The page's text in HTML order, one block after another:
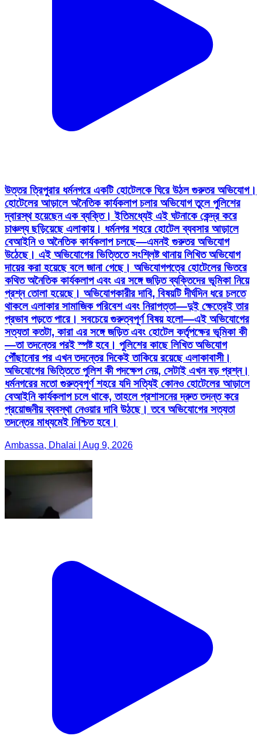
উত্তর ত্রিপুরার ধর্মনগরে একটি হোটেলকে ঘিরে উঠল গুরুতর অভিযোগ।
হোটেলের আড়ালে অনৈতিক কার্যকলাপ চলার অভিযোগ তুলে পুলিশের
দ্বারস্থ হয়েছেন এক ব্যক্তি। ইতিমধ্যেই এই ঘটনাকে কেন্দ্র করে
চাঞ্চল্য ছড়িয়েছে এলাকায়। ধর্মনগর শহরে হোটেল ব্যবসার আড়ালে
বেআইনি ও অনৈতিক কার্যকলাপ চলছে—এমনই গুরুতর অভিযোগ
উঠেছে। এই অভিযোগের ভিত্তিতে সংশ্লিষ্ট থানায় লিখিত অভিযোগ
দায়ের করা হয়েছে বলে জানা গেছে। অভিযোগপত্রে হোটেলের ভিতরে
কথিত অনৈতিক কার্যকলাপ এবং এর সঙ্গে জড়িত ব্যক্তিদের ভূমিকা নিয়ে
প্রশ্ন তোলা হয়েছে। অভিযোগকারীর দাবি, বিষয়টি দীর্ঘদিন ধরে চলতে
থাকলে এলাকার সামাজিক পরিবেশ এবং নিরাপত্তা—দুই ক্ষেত্রেই তার
প্রভাব পড়তে পারে। সবচেয়ে গুরুত্বপূর্ণ বিষয় হলো—এই অভিযোগের
সত্যতা কতটা, কারা এর সঙ্গে জড়িত এবং হোটেল কর্তৃপক্ষের ভূমিকা কী
—তা তদন্তের পরই স্পষ্ট হবে। পুলিশের কাছে লিখিত অভিযোগ
পৌঁছানোর পর এখন তদন্তের দিকেই তাকিয়ে রয়েছে এলাকাবাসী।
অভিযোগের ভিত্তিতে পুলিশ কী পদক্ষেপ নেয়, সেটাই এখন বড় প্রশ্ন।
ধর্মনগরের মতো গুরুত্বপূর্ণ শহরে যদি সত্যিই কোনও হোটেলের আড়ালে
বেআইনি কার্যকলাপ চলে থাকে, তাহলে প্রশাসনের দ্রুত তদন্ত করে
প্রয়োজনীয় ব্যবস্থা নেওয়ার দাবি উঠছে। তবে অভিযোগের সত্যতা
তদন্তের মাধ্যমেই নিশ্চিত হবে।
Ambassa, Dhalai | Aug 9, 2026